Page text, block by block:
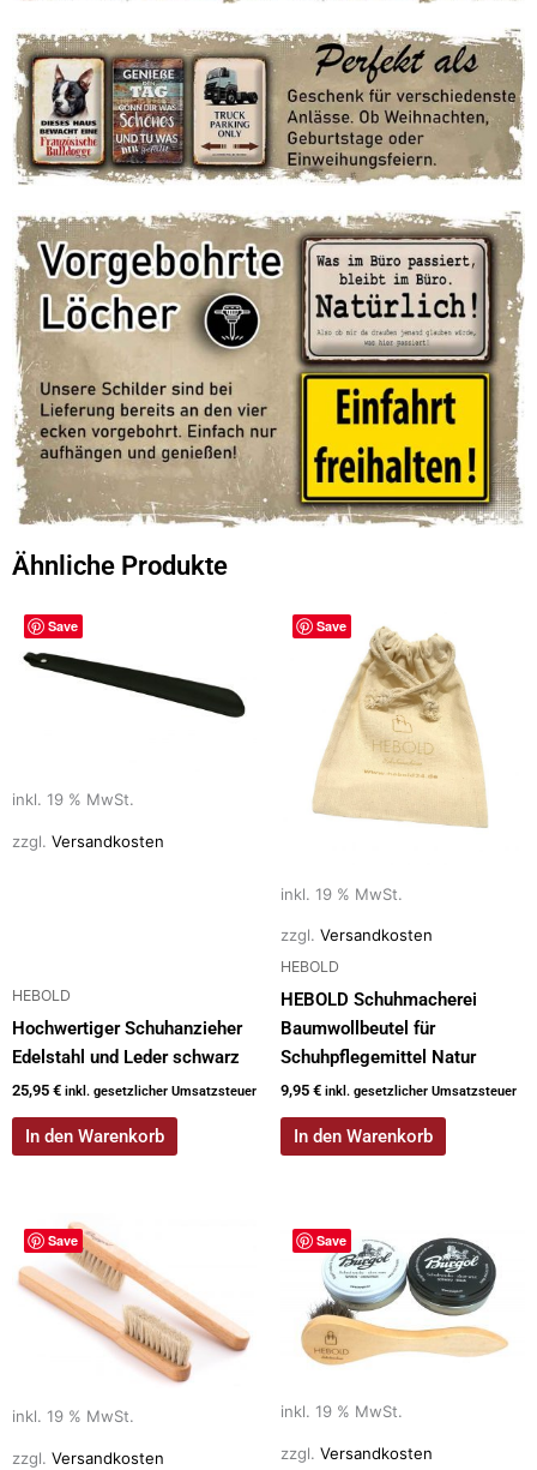
Ähnliche Produkte
Save
inkl. 19 % MwSt.
zzgl. Versandkosten
HEBOLD
Hochwertiger Schuhanzieher
Edelstahl und Leder schwarz
25,95 € inkl. gesetzlicher Umsatzsteuer
In den Warenkorb
Save
inkl. 19 % MwSt.
zzgl. Versandkosten
HEBOLD
HEBOLD Schuhmacherei
Baumwollbeutel für
Schuhpflegemittel Natur
9,95 € inkl. gesetzlicher Umsatzsteuer
In den Warenkorb
Save
inkl. 19 % MwSt.
zzgl. Versandkosten
Save
inkl. 19 % MwSt.
zzgl. Versandkosten